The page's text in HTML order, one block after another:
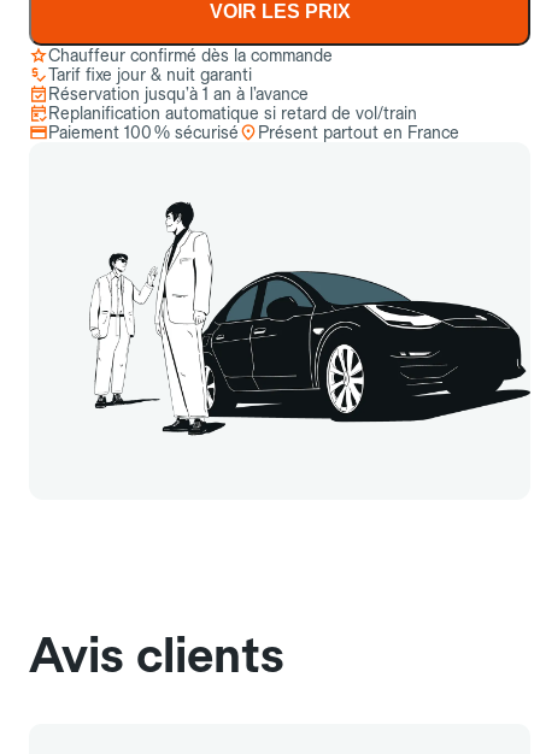
VOIR LES PRIX
Chauffeur confirmé dès la commande
Tarif fixe jour & nuit garanti
Réservation jusqu’à 1 an à l’avance
Replanification automatique si retard de vol/train
Paiement 100 % sécurisé
Présent partout en France
Avis clients